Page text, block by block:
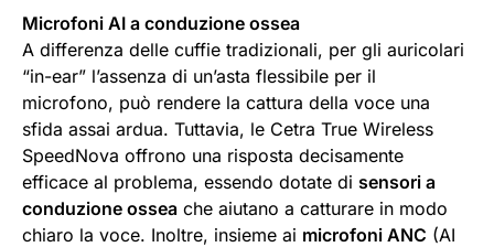
Microfoni AI a conduzione ossea
A differenza delle cuffie tradizionali, per gli auricolari
“in-ear” l’assenza di un’asta flessibile per il
microfono, può rendere la cattura della voce una
sfida assai ardua. Tuttavia, le Cetra True Wireless
SpeedNova offrono una risposta decisamente
efficace al problema, essendo dotate di sensori a
conduzione ossea che aiutano a catturare in modo
chiaro la voce. Inoltre, insieme ai microfoni ANC (AI